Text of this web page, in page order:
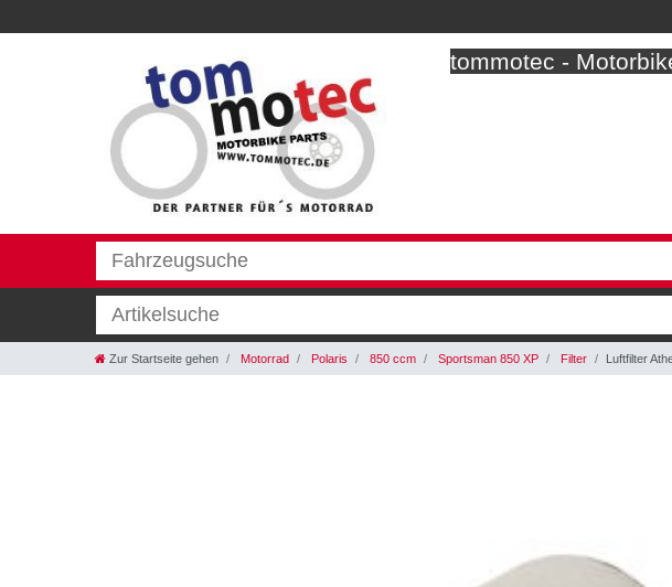
tommotec -
Zur Startseite gehen Motorrad Polaris 850 ccm Sportsman 850 XP Filter Luftfilter